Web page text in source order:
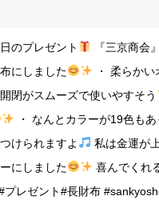
のプレゼント
『三京商会
にしました
・ 柔らか
閉がスムーズで使いやすそう
・ なんとカラーが19色も
けられますよ
私は金運が
にしました
喜んでくれ
プレゼント#長財布